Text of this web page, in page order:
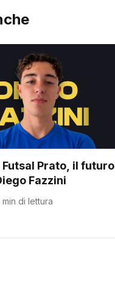
Prato, il futuro
Fazzini
min di lettura